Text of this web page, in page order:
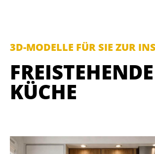
3D-MODELLE FÜR SIE ZUR
FREISTEHENDE
KÜCHE